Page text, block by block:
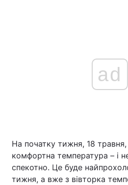
ad
На початку тижня, 18 травня,
комфортна температура – і
спекотно. Це буде
тижня, а вже з вівторка